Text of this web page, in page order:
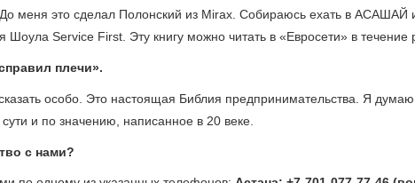
меня это сделал Полонский из Mirax. Собираюсь ехать в АСАШАЙ
Шоула Service First. Эту книгу можно читать в «Евросети» в течение
плечи».
особо. Это настоящая Библия предпринимательства. Я
и по значению, написанное в 20 веке.
с нами?